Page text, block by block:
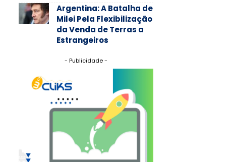
Argentina: A Batalha de
Milei Pela Flexibilização
da Venda de Terras a
Estrangeiros
- Publicidade -